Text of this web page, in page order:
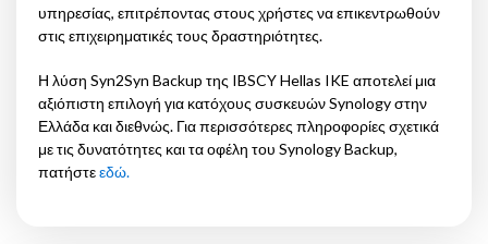
υπηρεσίας, επιτρέποντας στους χρήστες να επικεντρωθούν
στις επιχειρηματικές τους δραστηριότητες.
Η λύση Syn2Syn Backup της IBSCY Hellas IKE αποτελεί μια
αξιόπιστη επιλογή για κατόχους συσκευών Synology στην
Ελλάδα και διεθνώς. Για περισσότερες πληροφορίες σχετικά
με τις δυνατότητες και τα οφέλη του Synology Backup,
πατήστεεδώ.